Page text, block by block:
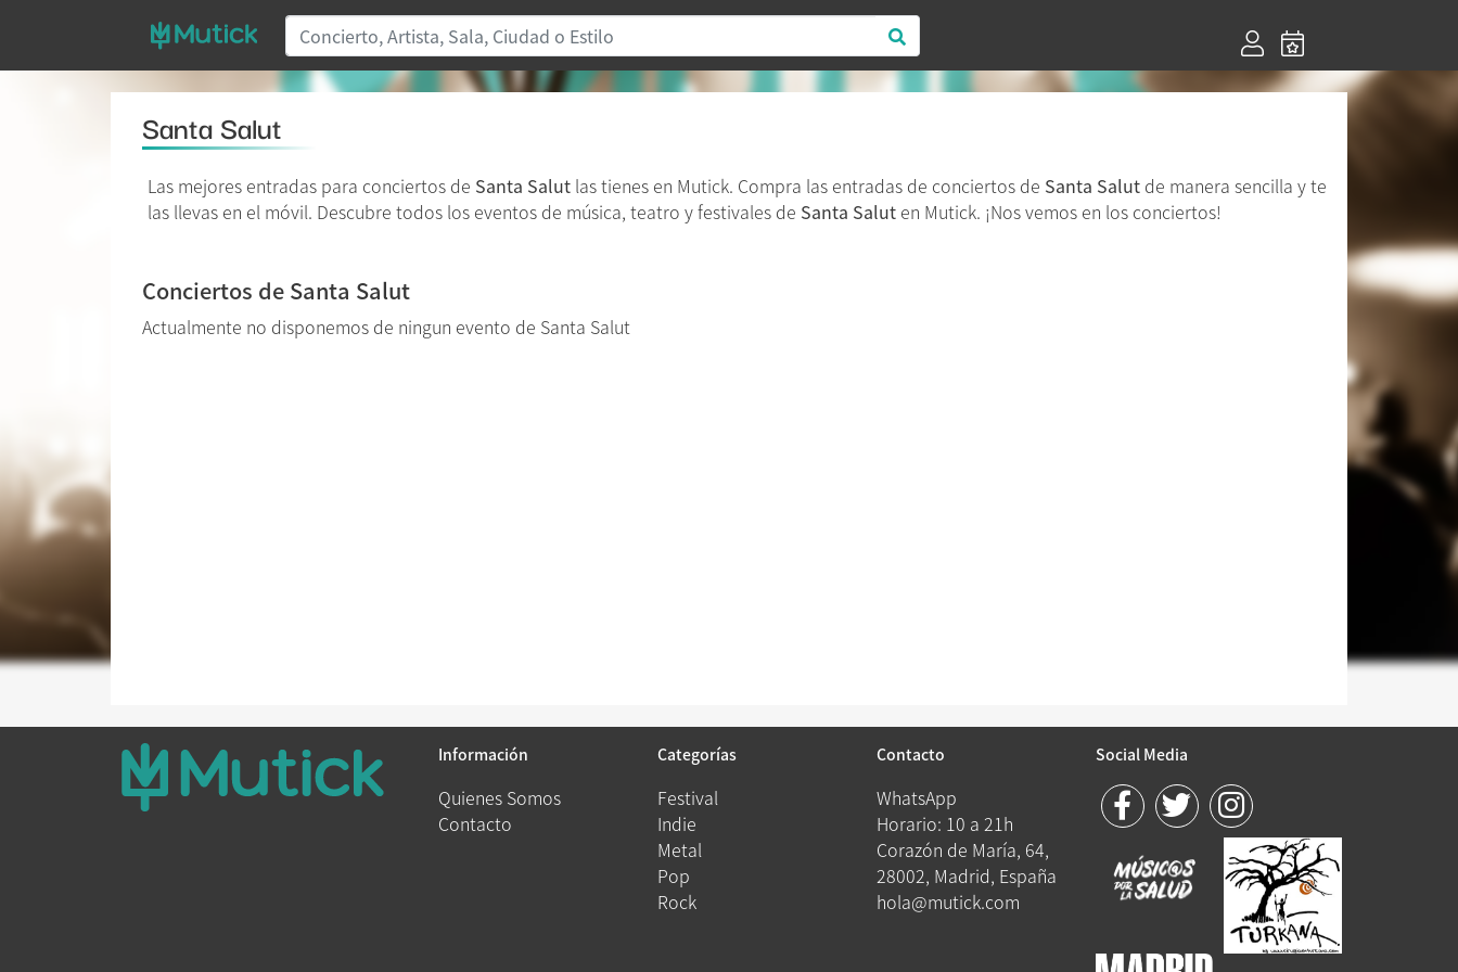
Santa Salut
Las mejores entradas para conciertos de Santa Salut las tienes en Mutick. Compra las entradas de conciertos de Santa Salut de manera sencilla y te
las llevas en el móvil. Descubre todos los eventos de música, teatro y festivales de Santa Salut en Mutick. ¡Nos vemos en los conciertos!
Conciertos de Santa Salut
Actualmente no disponemos de ningun evento de Santa Salut
Información
Quienes Somos
Contacto
Categorías
Festival
Indie
Metal
Pop
Rock
Contacto
WhatsApp
Horario: 10 a 21h
Corazón de María, 64,
28002, Madrid, España
hola@mutick.com
Social Media